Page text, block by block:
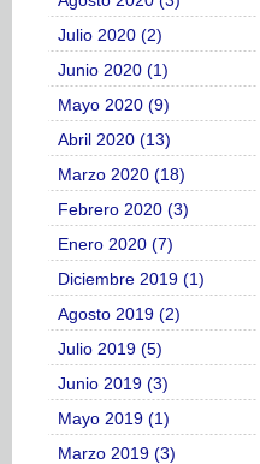
Julio 2020 (2)
Junio 2020 (1)
Mayo 2020 (9)
Abril 2020 (13)
Marzo 2020 (18)
Febrero 2020 (3)
Enero 2020 (7)
Diciembre 2019 (1)
Agosto 2019 (2)
Julio 2019 (5)
Junio 2019 (3)
Mayo 2019 (1)
Marzo 2019 (3)